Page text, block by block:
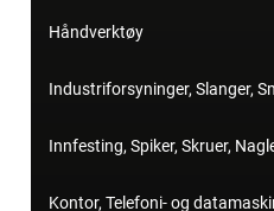
Håndverktøy
Industriforsyninger, Slanger,
Innfesting, Spiker, Skruer,
Kontor, Telefoni- og